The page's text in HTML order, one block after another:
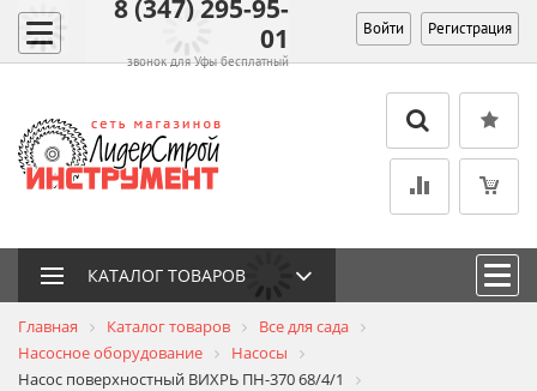
8 (347) 295-95-
01
звонок для Уфы бесплатный
Войти Регистрация
КАТАЛОГ ТОВАРОВ
Главная Каталог товаров
Все для сада
Насосное оборудование
Насосы
Насос поверхностный ВИХРЬ ПН-370 68/4/1